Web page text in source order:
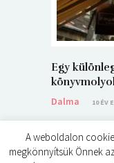
Egy
Dalma
10 ÉV
A weboldalon
megkönnyítsük Önnek